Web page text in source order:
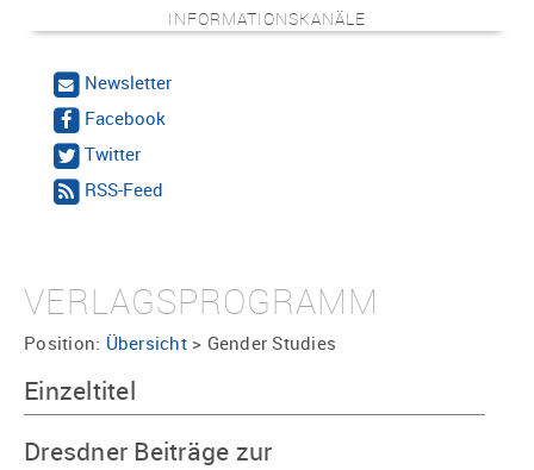
INFORMATIONSKANÄLE
Newsletter
Facebook
Twitter
RSS-Feed
VERLAGSPROGRAMM
Position: Übersicht> Gender Studies
Einzeltitel
Dresdner Beiträge zur